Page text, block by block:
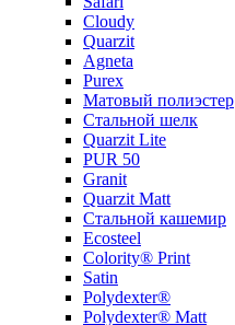
Cloudy
Quarzit
Agneta
Purex
Матовый полиэстер
Стальной шелк
Quarzit Lite
PUR 50
Granit
Quarzit Matt
Стальной кашемир
Ecosteel
Colority® Print
Satin
Polydexter®
Polydexter® Matt